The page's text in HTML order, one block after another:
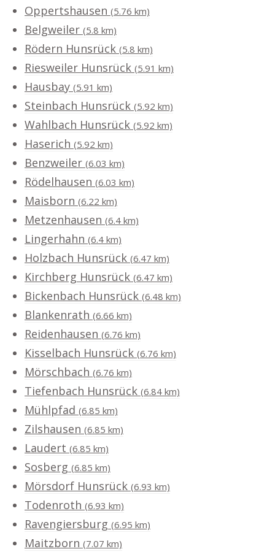
Oppertshausen (5.76 km)
Belgweiler (5.8 km)
Rödern Hunsrück (5.8 km)
Riesweiler Hunsrück (5.91 km)
Hausbay (5.91 km)
Steinbach Hunsrück (5.92 km)
Wahlbach Hunsrück (5.92 km)
Haserich (5.92 km)
Benzweiler (6.03 km)
Rödelhausen (6.03 km)
Maisborn (6.22 km)
Metzenhausen (6.4 km)
Lingerhahn (6.4 km)
Holzbach Hunsrück (6.47 km)
Kirchberg Hunsrück (6.47 km)
Bickenbach Hunsrück (6.48 km)
Blankenrath (6.66 km)
Reidenhausen (6.76 km)
Kisselbach Hunsrück (6.76 km)
Mörschbach (6.76 km)
Tiefenbach Hunsrück (6.84 km)
Mühlpfad (6.85 km)
Zilshausen (6.85 km)
Laudert (6.85 km)
Sosberg (6.85 km)
Mörsdorf Hunsrück (6.93 km)
Todenroth (6.93 km)
Ravengiersburg (6.95 km)
Maitzborn (7.07 km)